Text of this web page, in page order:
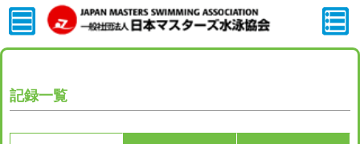
記録一覧